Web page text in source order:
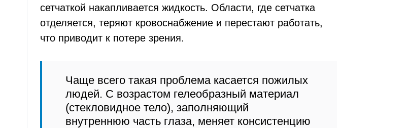
сетчаткой накапливается жидкость. Области, где сетчатка
отделяется, теряют кровоснабжение и перестают работать,
что приводит к потере зрения.
Чаще всего такая проблема касается пожилых
людей. С возрастом гелеобразный материал
(стекловидное тело), заполняющий
внутреннюю часть глаза, меняет консистенцию